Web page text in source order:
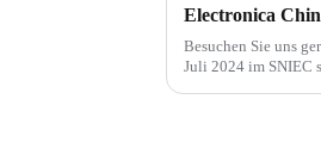
Electronica
Besuchen Sie uns
Juli 2024 im SNIEC